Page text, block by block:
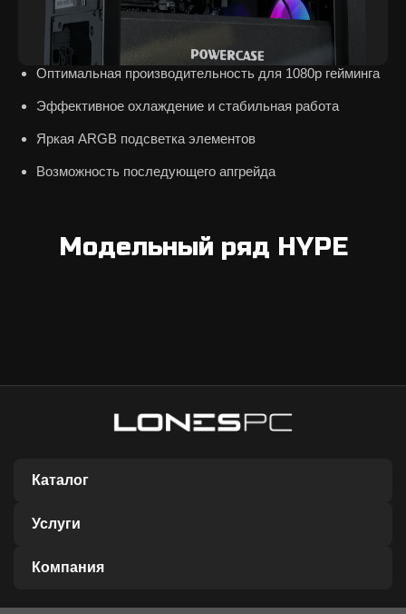
Оптимальная производительность для 1080p гейминга
Эффективное охлаждение и стабильная работа
Яркая ARGB подсветка элементов
Возможность последующего апгрейда
Модельный ряд HYPE
Каталог
Услуги
Компания